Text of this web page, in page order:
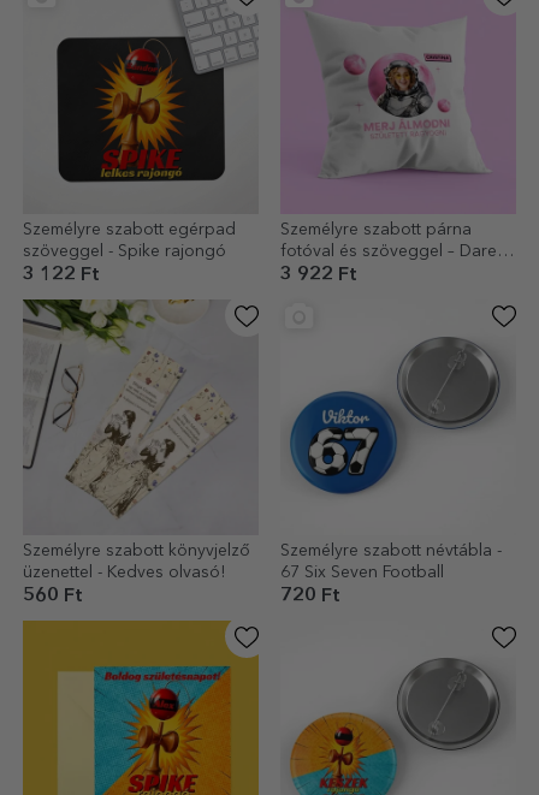
Személyre szabott egérpad
szöveggel - Spike rajongó
3 122 Ft
Személyre szabott párna
fotóval és szöveggel – Dare
to Dream
3 922 Ft
Személyre szabott könyvjelző
üzenettel - Kedves olvasó!
560 Ft
Személyre szabott névtábla -
67 Six Seven Football
720 Ft